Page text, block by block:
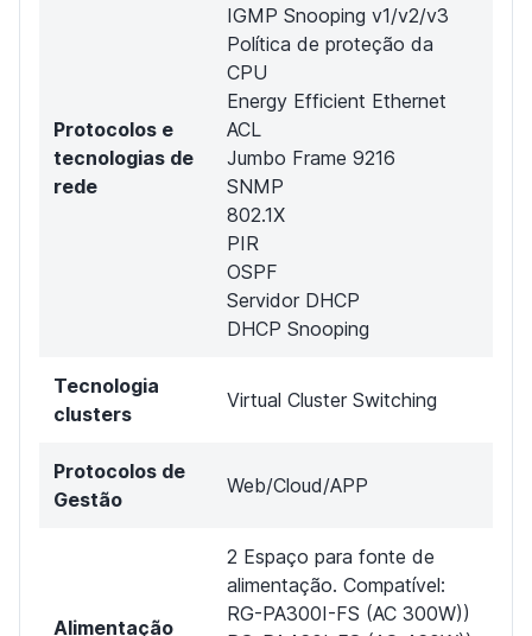
Protocolos e
tecnologias de
rede
IGMP Snooping v1/v2/v3
Política de proteção da
CPU
Energy Efficient Ethernet
ACL
Jumbo Frame 9216
SNMP
802.1X
PIR
OSPF
Servidor DHCP
DHCP Snooping
Tecnologia
clusters
Virtual Cluster Switching
Protocolos de
Gestão
Web/Cloud/APP
Alimentação
2 Espaço para fonte de
alimentação. Compatível:
RG-PA300I-FS (AC 300W))